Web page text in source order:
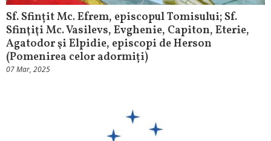
Sf. Sfințit Mc. Efrem, episcopul Tomisului; Sf.
Sfinţiţi Mc. Vasilevs, Evghenie, Capiton, Eterie,
Agatodor şi Elpidie, episcopi de Herson
(Pomenirea celor adormiți)
07 Mar, 2025